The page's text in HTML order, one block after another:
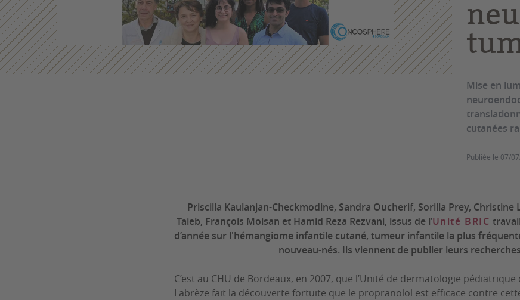
Mise en
cutanées
Publiée le 07/
Priscilla Kaulanjan-Checkmodine, Sandra Oucherif, Sorilla Prey, Christine
Taieb, François Moisan et Hamid Reza Rezvani, issus de l’Unité BRIC
d’année sur l'hémangiome infantile cutané, tumeur infantile la plus
nouveau-nés. Ils viennent de publier leurs
C’est au CHU de Bordeaux, en 2007, que l’Unité de dermatologie
Labrèze fait la découverte fortuite que le propranolol est efficace contre